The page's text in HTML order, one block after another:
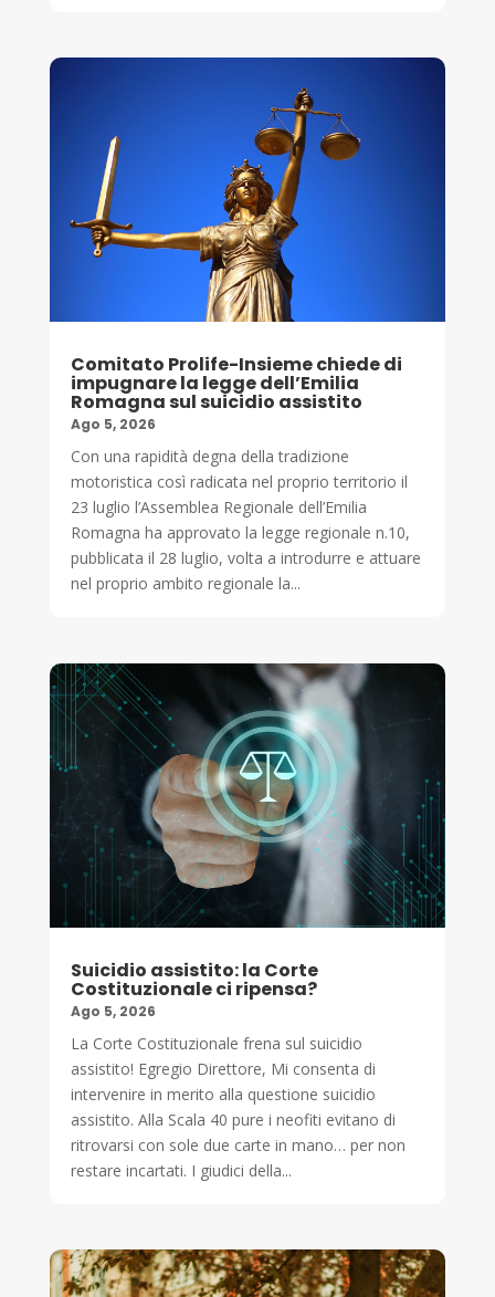
Comitato Prolife-Insieme chiede di
impugnare la legge dell’Emilia
Romagna sul suicidio assistito
Ago 5, 2026
Con una rapidità degna della tradizione
motoristica così radicata nel proprio territorio il
23 luglio l’Assemblea Regionale dell’Emilia
Romagna ha approvato la legge regionale n.10,
pubblicata il 28 luglio, volta a introdurre e attuare
nel proprio ambito regionale la...
Suicidio assistito: la Corte
Costituzionale ci ripensa?
Ago 5, 2026
La Corte Costituzionale frena sul suicidio
assistito! Egregio Direttore, Mi consenta di
intervenire in merito alla questione suicidio
assistito. Alla Scala 40 pure i neofiti evitano di
ritrovarsi con sole due carte in mano… per non
restare incartati. I giudici della...